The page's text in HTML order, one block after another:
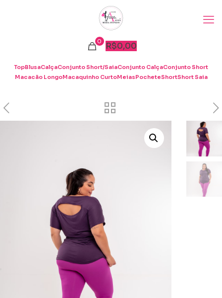
0 R$0,00
TopBlusaCalçaConjunto Short/SaiaConjunto CalçaConjunto Short
Macacão LongoMacaquinho CurtoMeiasPocheteShortShort Saia